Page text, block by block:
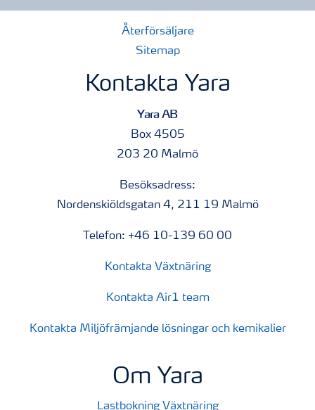
Återförsäljare
Sitemap
Kontakta Yara
Yara AB
Box 4505
203 20 Malmö
Besöksadress:
Nordenskiöldsgatan 4, 211 19 Malmö
Telefon: +46 10-139 60 00
Kontakta Växtnäring
Kontakta Air1 team
Kontakta Miljöfrämjande lösningar och kemikalier
Om Yara
Lastbokning Växtnäring